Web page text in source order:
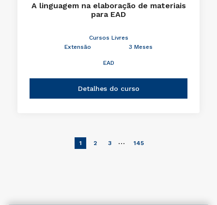
A linguagem na elaboração de materiais
para EAD
Cursos Livres
Extensão
3 Meses
EAD
Detalhes do curso
1 2 3 … 145